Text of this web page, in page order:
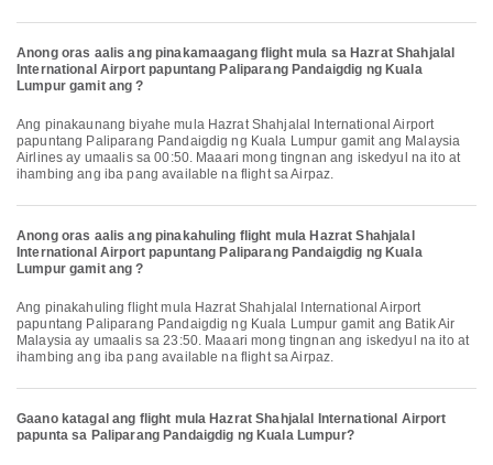
Anong oras aalis ang pinakamaagang flight mula sa Hazrat Shahjalal
International Airport papuntang Paliparang Pandaigdig ng Kuala
Lumpur gamit ang ?
Ang pinakaunang biyahe mula Hazrat Shahjalal International Airport
papuntang Paliparang Pandaigdig ng Kuala Lumpur gamit ang Malaysia
Airlines ay umaalis sa 00:50. Maaari mong tingnan ang iskedyul na ito at
ihambing ang iba pang available na flight sa Airpaz.
Anong oras aalis ang pinakahuling flight mula Hazrat Shahjalal
International Airport papuntang Paliparang Pandaigdig ng Kuala
Lumpur gamit ang ?
Ang pinakahuling flight mula Hazrat Shahjalal International Airport
papuntang Paliparang Pandaigdig ng Kuala Lumpur gamit ang Batik Air
Malaysia ay umaalis sa 23:50. Maaari mong tingnan ang iskedyul na ito at
ihambing ang iba pang available na flight sa Airpaz.
Gaano katagal ang flight mula Hazrat Shahjalal International Airport
papunta sa Paliparang Pandaigdig ng Kuala Lumpur?